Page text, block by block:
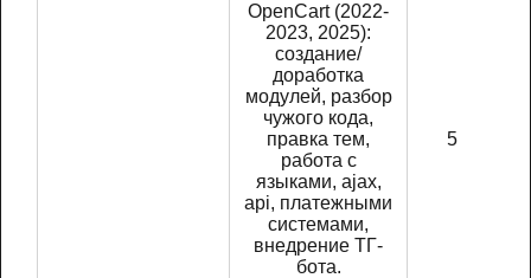
OpenCart (2022-
2023, 2025):
создание/
доработка
модулей, разбор
чужого кода,
правка тем,
работа с
языками, ajax,
api, платежными
системами,
внедрение ТГ-
бота.
5